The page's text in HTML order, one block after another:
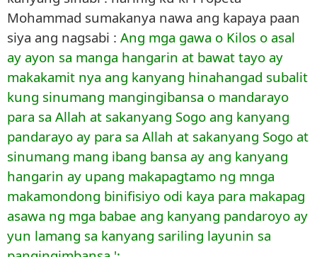
Mohammad sumakanya nawa ang kapaya paan
siya ang nagsabi : Ang mga gawa o Kilos o asal
ay ayon sa manga hangarin at bawat tayo ay
makakamit nya ang kanyang hinahangad subalit
kung sinumang mangingibansa o mandarayo
para sa Allah at sakanyang Sogo ang kanyang
pandarayo ay para sa Allah at sakanyang Sogo at
sinumang mang ibang bansa ay ang kanyang
hangarin ay upang makapagtamo ng mnga
makamondong binifisiyo odi kaya para makapag
asawa ng mga babae ang kanyang pandaroyo ay
yun lamang sa kanyang sariling layunin sa